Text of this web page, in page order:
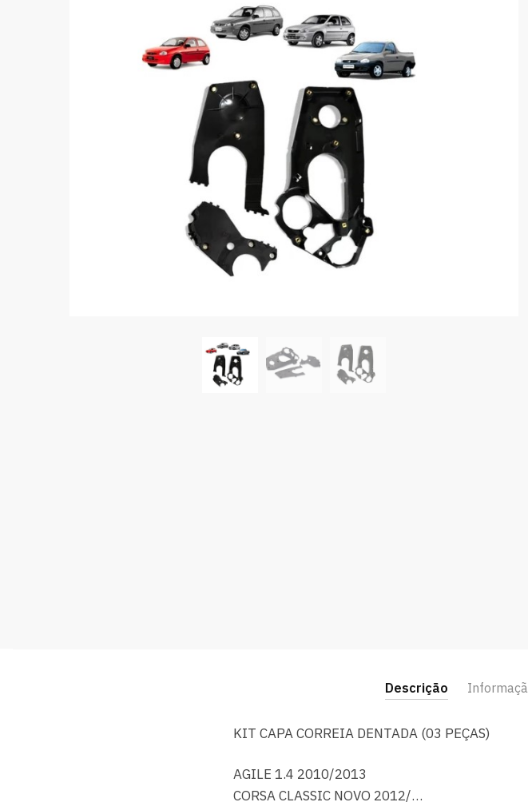
Descrição
KIT CAPA CORREIA DENTADA (03 PEÇAS)
AGILE 1.4 2010/2013
CORSA CLASSIC NOVO 2012/…